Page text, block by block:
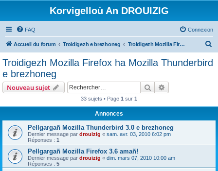
Korvigelloù An DROUIZIG
FAQ Connexion
Accueil du forum Troidigezh e brezhoneg Troidigezh Mozilla Firefox ha Mozilla Thunderbird e brezhoneg
Troidigezh Mozilla Firefox ha Mozilla Thunderbird
e brezhoneg
Nouveau sujet Rechercher
33 sujets • Page 1 sur 1
Annonces
Pellgargañ Mozilla Thunderbird 3.0 e brezhoneg
Dernier message par drouizig « sam. avr. 03, 2010 6:02 pm
Réponses : 1
Pellgargañ Mozilla Firefox 3.6 amañ!
Dernier message par drouizig « dim. mars 07, 2010 10:00 am
Réponses : 5